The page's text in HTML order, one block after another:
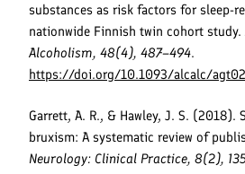
substances as risk factors for sleep-
nationwide Finnish twin cohort study.
Alcoholism, 48(4), 487–494.
https://doi.org/10.1093/alcalc/
Garrett, A. R., & Hawley, J. S. (2018).
bruxism: A systematic review of
Neurology: Clinical Practice, 8(2),